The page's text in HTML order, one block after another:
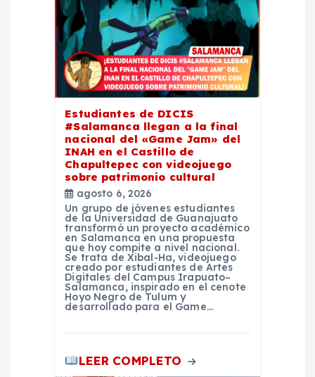
Estudiantes de DICIS
#Salamanca llegan a la final
nacional del «Game Jam» del
INAH en el Castillo de
Chapultepec con videojuego
sobre patrimonio cultural
agosto 6, 2026
Un grupo de jóvenes estudiantes
de la Universidad de Guanajuato
transformó un proyecto académico
en Salamanca en una propuesta
que hoy compite a nivel nacional.
Se trata de Xibal-Ha, videojuego
creado por estudiantes de Artes
Digitales del Campus Irapuato–
Salamanca, inspirado en el cenote
Hoyo Negro de Tulum y
desarrollado para el Game…
LEER COMPLETO